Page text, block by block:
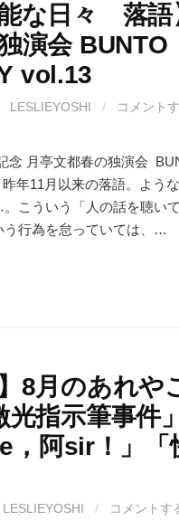
能な日々 落語
演会 BUNTO
vol.13
LESLIEYOSHI / コメント
念 月亭文都春の独演会
年11月以来の落語。よう
こういう「人の話を聴い
う行為を怠っていては、…
】8月のあれや
光指示筆事件」
，阿sir！」「
LESLIEYOSHI / コメントす